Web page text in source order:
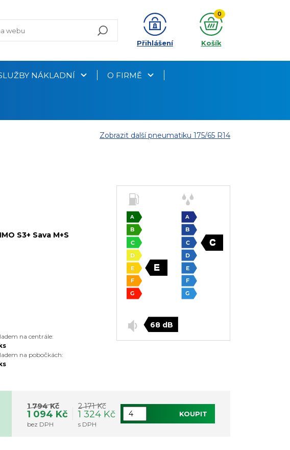
Přihlášení Košík
0
NÁKLADNÍ O FIRMĚ
Zobrazit další pneumatiku 175/65 R14
S3+ Sava M+S
na centrále:
na pobočkách:
68 dB
1 794 Kč
1 094 Kč
bez DPH
2 171 Kč
1 324 Kč
s DPH
KOUPIT